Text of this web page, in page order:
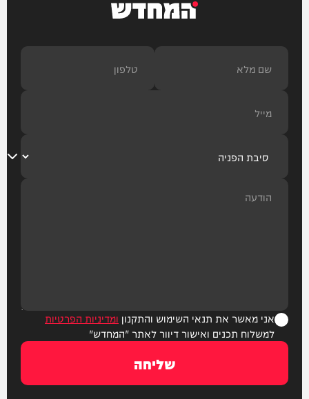
המחדש
אני מאשר את תנאי השימוש והתקנון ומדיניות הפרטיות
למשלוח תכנים ואישור דיוור לאתר "המחדש"
שליחה